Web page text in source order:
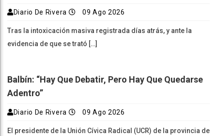
Diario De Rivera 09 Ago 2026
Tras la intoxicación masiva registrada días atrás, y ante la
evidencia de que se trató […]
Balbín: “Hay Que Debatir, Pero Hay Que Quedarse
Adentro”
Diario De Rivera 09 Ago 2026
El presidente de la Unión Cívica Radical (UCR) de la provincia de